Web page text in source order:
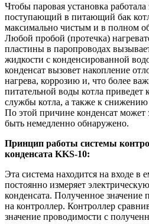
Чтобы паровая установка
поступающий в питающий бак
максимально чистым и в полном
Любой пробой (протечка)
пластины в паропроводах
жидкости с конденсированной
конденсат вызовет накопление
нагрева, коррозию и, что более
питательной воды котла приведет
службы котла, а также к
По этой причине конденсат может
быть немедленно обнаружено.
Принцип работы системы
конденсата KKS-10:
Эта система находится на входе в
постоянно измеряет
конденсата. Полученное значение
на контроллер. Контроллер
значение проводимости с